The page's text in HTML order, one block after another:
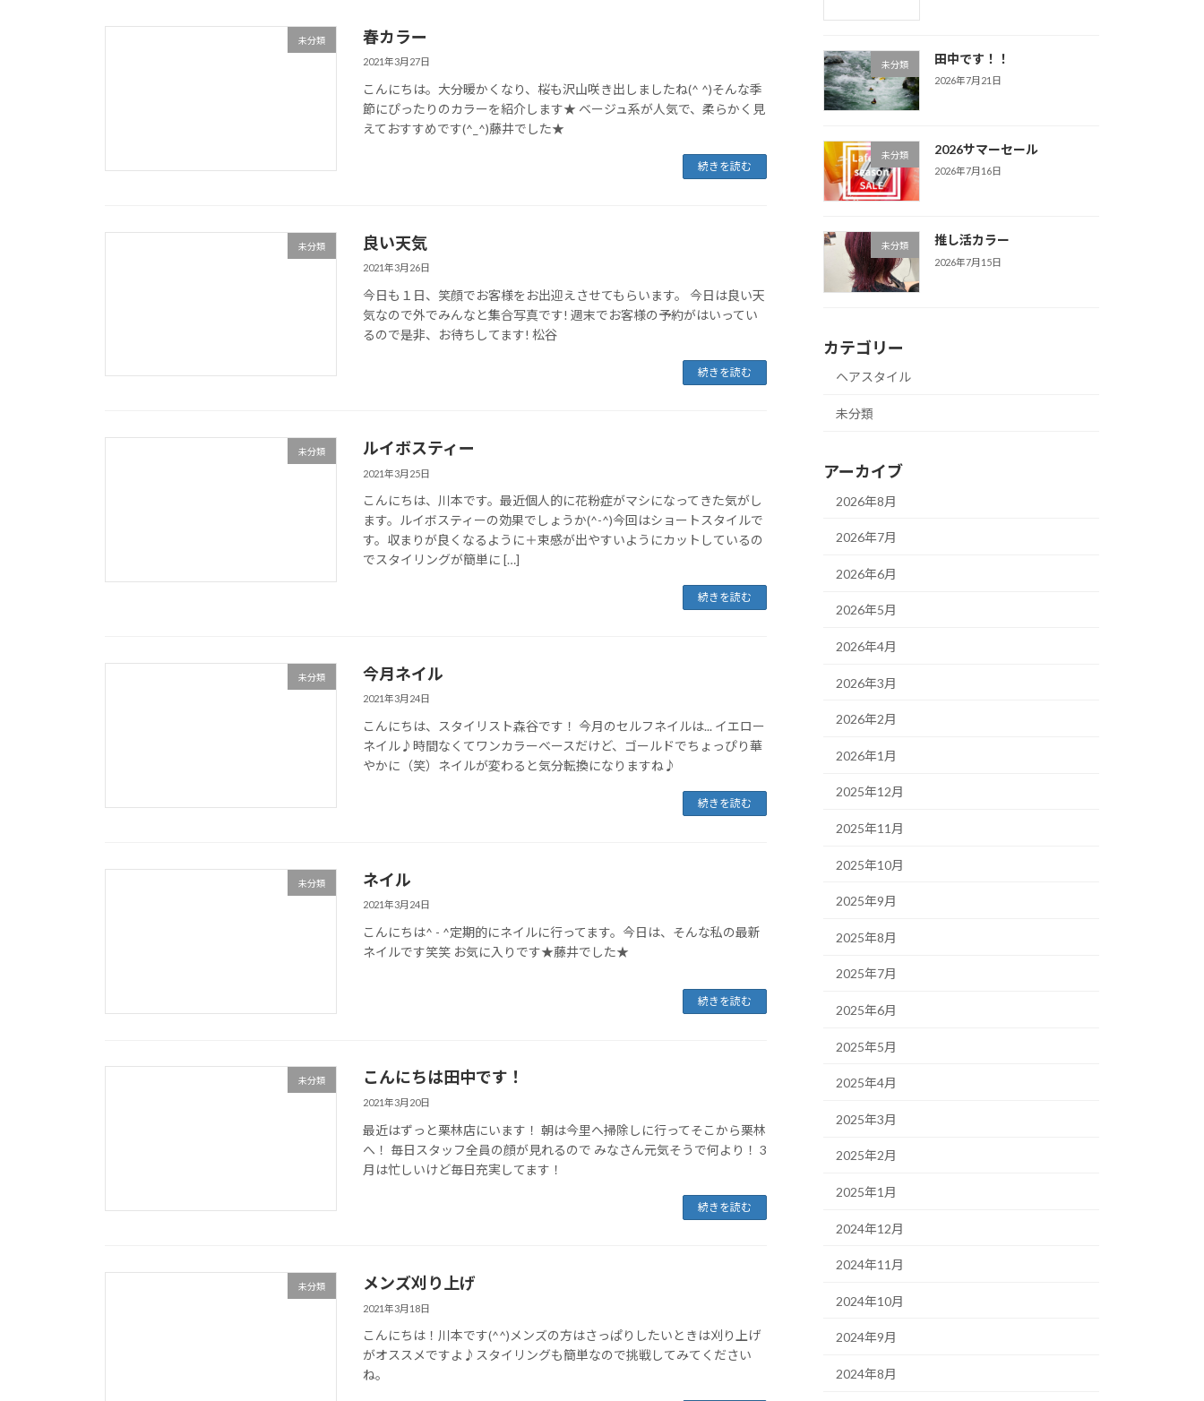
未分類 春カラー
2021年3月27日
こんにちは。大分暖かくなり、桜も沢山咲き出しましたね(^ ^)そんな季
節にぴったりのカラーを紹介します★ ベージュ系が人気で、柔らかく見
えておすすめです(^_^)藤井でした★
続きを読む
未分類 良い天気
2021年3月26日
今日も１日、笑顔でお客様をお出迎えさせてもらいます。 今日は良い天
気なので外でみんなと集合写真です! 週末でお客様の予約がはいってい
るので是非、お待ちしてます! 松谷
続きを読む
未分類 ルイボスティー
2021年3月25日
こんにちは、川本です。最近個人的に花粉症がマシになってきた気がし
ます。ルイボスティーの効果でしょうか(^-^)今回はショートスタイルで
す。収まりが良くなるように＋束感が出やすいようにカットしているの
でスタイリングが簡単に […]
続きを読む
未分類 今月ネイル
2021年3月24日
こんにちは、スタイリスト森谷です！ 今月のセルフネイルは... イエロー
ネイル♪時間なくてワンカラーベースだけど、ゴールドでちょっぴり華
やかに（笑）ネイルが変わると気分転換になりますね♪
続きを読む
未分類 ネイル
2021年3月24日
こんにちは^ - ^定期的にネイルに行ってます。今日は、そんな私の最新
ネイルです笑笑 お気に入りです★藤井でした★
続きを読む
未分類 こんにちは田中です！
2021年3月20日
最近はずっと栗林店にいます！ 朝は今里へ掃除しに行ってそこから栗林
へ！ 毎日スタッフ全員の顔が見れるので みなさん元気そうで何より！ 3
月は忙しいけど毎日充実してます！
続きを読む
未分類 メンズ刈り上げ
2021年3月18日
こんにちは！川本です(^^)メンズの方はさっぱりしたいときは刈り上げ
がオススメですよ♪スタイリングも簡単なので挑戦してみてください
ね。
未分類 田中です！！
2026年7月21日
未分類 2026サマーセール
2026年7月16日
未分類 推し活カラー
2026年7月15日
カテゴリー
ヘアスタイル
未分類
アーカイブ
2026年8月
2026年7月
2026年6月
2026年5月
2026年4月
2026年3月
2026年2月
2026年1月
2025年12月
2025年11月
2025年10月
2025年9月
2025年8月
2025年7月
2025年6月
2025年5月
2025年4月
2025年3月
2025年2月
2025年1月
2024年12月
2024年11月
2024年10月
2024年9月
2024年8月